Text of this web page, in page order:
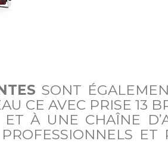
SONT
CE AVEC PRISE 13
À UNE CHAÎNE
ET